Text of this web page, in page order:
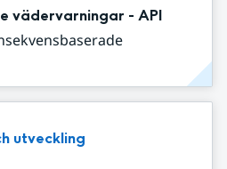
vädervarningar - API
utveckling